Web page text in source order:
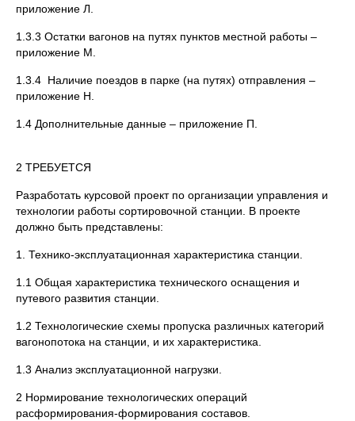
приложение Л.
1.3.3 Остатки вагонов на путях пунктов местной работы –
приложение М.
1.3.4 Наличие поездов в парке (на путях) отправления –
приложение Н.
1.4 Дополнительные данные – приложение П.
2 ТРЕБУЕТСЯ
Разработать курсовой проект по организации управления и
технологии работы сортировочной станции. В проекте
должно быть представлены:
1. Технико-эксплуатационная характеристика станции.
1.1 Общая характеристика технического оснащения и
путевого развития станции.
1.2 Технологические схемы пропуска различных категорий
вагонопотока на станции, и их характеристика.
1.3 Анализ эксплуатационной нагрузки.
2 Нормирование технологических операций
расформирования-формирования составов.